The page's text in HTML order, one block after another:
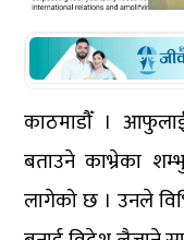
काठमाडौँ ।
बताउने काभ्रेका
लागेको छ । उनले